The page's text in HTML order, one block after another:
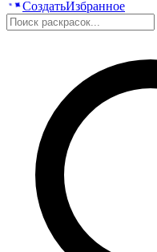
СоздатьИзбранное